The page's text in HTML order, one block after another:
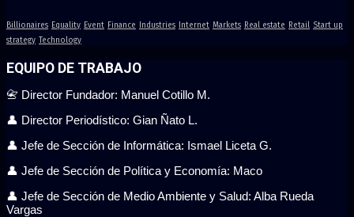
Billionaires Equality Event Finance Industries Internet Markets Real estate Retail Start up
strategy Technology
EQUIPO DE TRABAJO
📇 Director Fundador: Manuel Cotillo M.
👤 Director Periodístico: Gian Ñato L.
👤 Jefe de Sección de Informática: Ismael Liceta G.
👤 Jefe de Sección de Política y Economía: Maco
👤 Jefe de Sección de Medio Ambiente y Salud: Alba Rueda
Vargas